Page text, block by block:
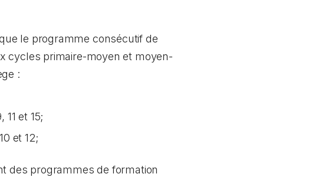
le programme consécutif de
cycles primaire-moyen et moyen-
:
et 15;
et 12;
des programmes de formation